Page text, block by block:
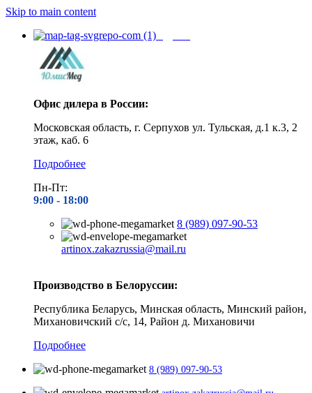
Skip to main content
Офис дилера в России:
Московская область, г. Серпухов ул. Тульская, д.1 к.3, 2
этаж, каб. 6
Подробнее
Пн-Пт:
9:00 - 18:00
8 (989) 097-90-53
artinox.zakazrussia@mail.ru
Производство в Белоруссии:
Республика Беларусь, Минская область, Минский район,
Михановичский с/с, 14, Район д. Михановичи
Подробнее
8 (989) 097-90-53